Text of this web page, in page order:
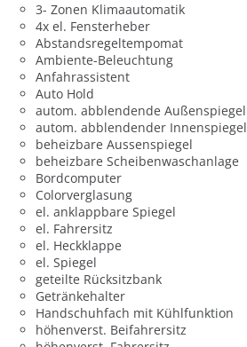
3- Zonen Klimaautomatik
4x el. Fensterheber
Abstandsregeltempomat
Ambiente-Beleuchtung
Anfahrassistent
Auto Hold
autom. abblendende Außenspiegel
autom. abblendender Innenspiegel
beheizbare Aussenspiegel
beheizbare Scheibenwaschanlage
Bordcomputer
Colorverglasung
el. anklappbare Spiegel
el. Fahrersitz
el. Heckklappe
el. Spiegel
geteilte Rücksitzbank
Getränkehalter
Handschuhfach mit Kühlfunktion
höhenverst. Beifahrersitz